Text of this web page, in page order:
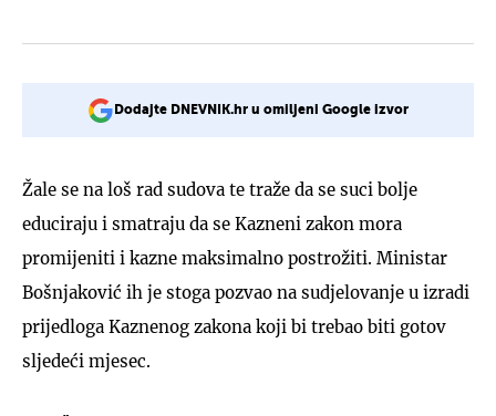
Dodajte DNEVNIK.hr u omiljeni Google izvor
Žale se na loš rad sudova te traže da se suci bolje
educiraju i smatraju da se Kazneni zakon mora
promijeniti i kazne maksimalno postrožiti. Ministar
Bošnjaković ih je stoga pozvao na sudjelovanje u izradi
prijedloga Kaznenog zakona koji bi trebao biti gotov
sljedeći mjesec.